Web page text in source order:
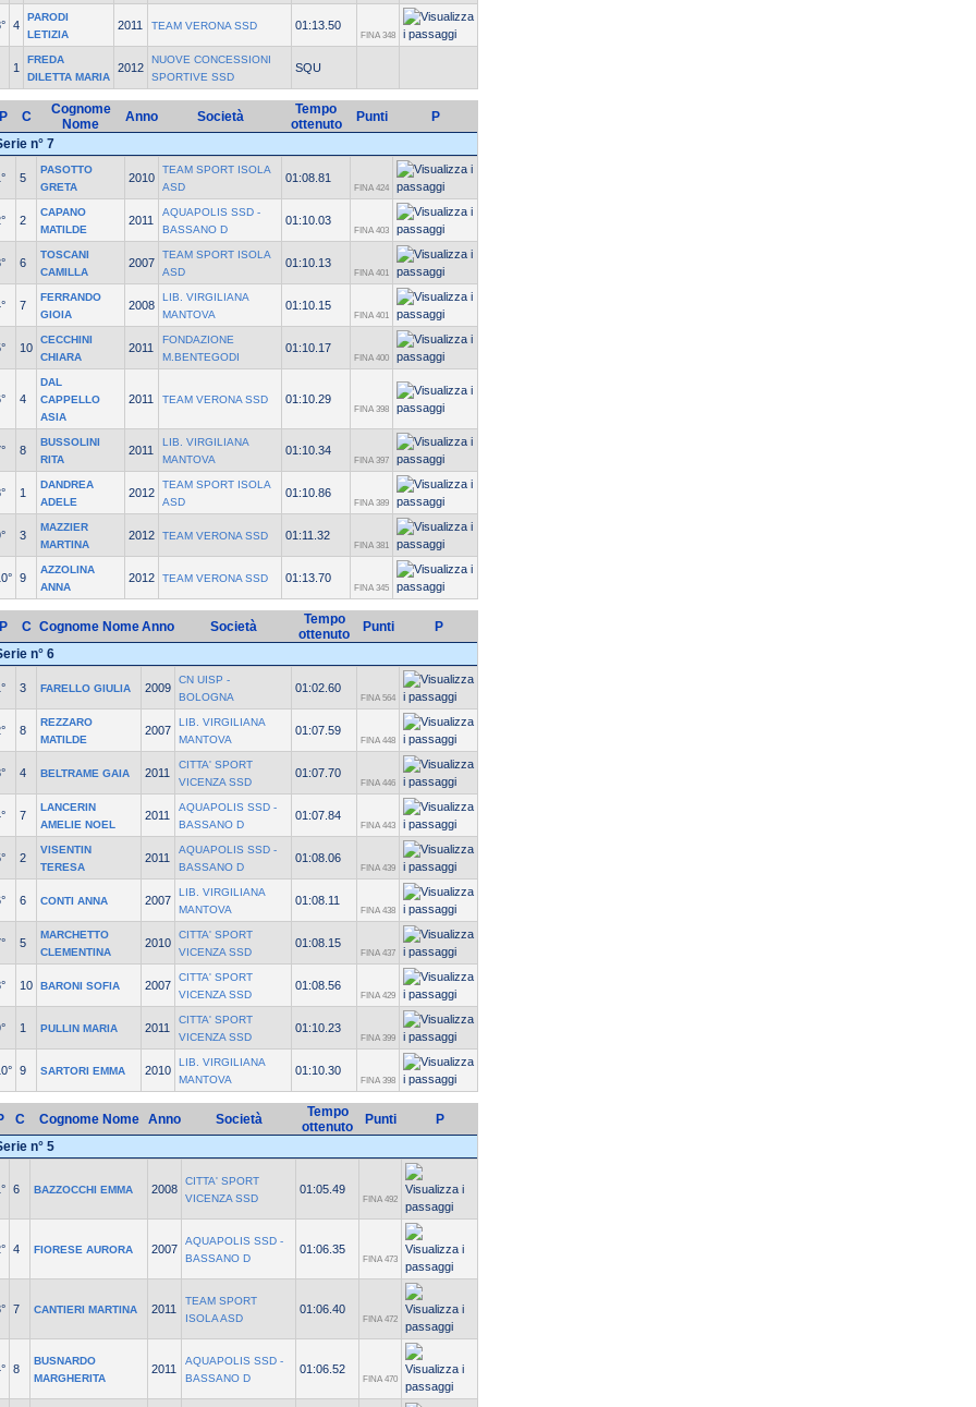
4
PARODI
LETIZIA
2011 TEAM VERONA SSD 01:13.50
FINA 348
1
FREDA
DILETTA MARIA
2012
NUOVE CONCESSIONI
SPORTIVE SSD
SQU
P C
Cognome
Nome
Anno Società
Tempo
ottenuto
Punti
P
n° 7
5
PASOTTO
GRETA
2010
TEAM SPORT ISOLA
ASD
01:08.81
FINA 424
2
CAPANO
MATILDE
2011
AQUAPOLIS SSD -
BASSANO D
01:10.03
FINA 403
6
TOSCANI
CAMILLA
2007
TEAM SPORT ISOLA
ASD
01:10.13
FINA 401
7
FERRANDO
GIOIA
2008
LIB. VIRGILIANA
MANTOVA
01:10.15
FINA 401
10
CECCHINI
CHIARA
2011
FONDAZIONE
M.BENTEGODI
01:10.17
FINA 400
4
DAL
CAPPELLO
ASIA
2011 TEAM VERONA SSD 01:10.29
FINA 398
8
BUSSOLINI
RITA
2011
LIB. VIRGILIANA
MANTOVA
01:10.34
FINA 397
1
DANDREA
ADELE
2012
TEAM SPORT ISOLA
ASD
01:10.86
FINA 389
3
MAZZIER
MARTINA
2012 TEAM VERONA SSD 01:11.32
FINA 381
9
AZZOLINA
ANNA
2012 TEAM VERONA SSD 01:13.70
FINA 345
P C Cognome NomeAnno Società
Tempo
ottenuto
Punti
P
n° 6
3 FARELLO GIULIA 2009
CN UISP -
BOLOGNA
01:02.60
FINA 564
8
REZZARO
MATILDE
2007
LIB. VIRGILIANA
MANTOVA
01:07.59
FINA 448
4 BELTRAME GAIA 2011
CITTA' SPORT
VICENZA SSD
01:07.70
FINA 446
7
LANCERIN
AMELIE NOEL
2011
AQUAPOLIS SSD -
BASSANO D
01:07.84
FINA 443
2
VISENTIN
TERESA
2011
AQUAPOLIS SSD -
BASSANO D
01:08.06
FINA 439
6 CONTI ANNA 2007
LIB. VIRGILIANA
MANTOVA
01:08.11
FINA 438
5
MARCHETTO
CLEMENTINA
2010
CITTA' SPORT
VICENZA SSD
01:08.15
FINA 437
10 BARONI SOFIA 2007
CITTA' SPORT
VICENZA SSD
01:08.56
FINA 429
1 PULLIN MARIA 2011
CITTA' SPORT
VICENZA SSD
01:10.23
FINA 399
9 SARTORI EMMA 2010
LIB. VIRGILIANA
MANTOVA
01:10.30
FINA 398
C Cognome Nome Anno Società
Tempo
ottenuto
Punti
P
n° 5
6 BAZZOCCHI EMMA 2008
CITTA' SPORT
VICENZA SSD
01:05.49
FINA 492
4 FIORESE AURORA 2007
AQUAPOLIS SSD -
BASSANO D
01:06.35
FINA 473
7 CANTIERI MARTINA 2011
TEAM SPORT
ISOLA ASD
01:06.40
FINA 472
8
BUSNARDO
MARGHERITA
2011
AQUAPOLIS SSD -
BASSANO D
01:06.52
FINA 470